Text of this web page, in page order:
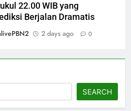
22.00 WIB yang
Berjalan Dramatis
2 days ago 0
SEARCH